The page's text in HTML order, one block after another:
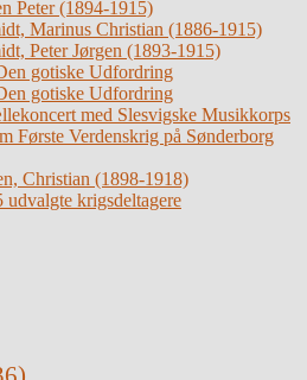
Peter (1894-1915)
Marinus Christian (1886-1915)
Peter Jørgen (1893-1915)
gotiske Udfordring
gotiske Udfordring
med Slesvigske Musikkorps
Første Verdenskrig på Sønderborg
Christian (1898-1918)
udvalgte krigsdeltagere